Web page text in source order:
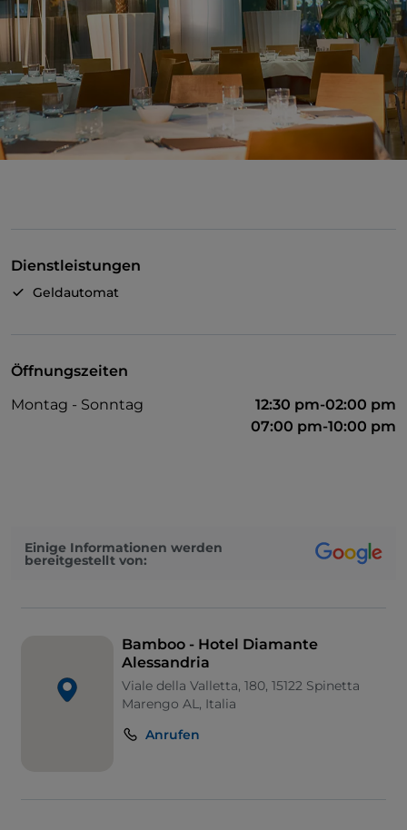
Dienstleistungen
Geldautomat
Öffnungszeiten
Montag - Sonntag
12:30 pm-02:00 pm
07:00 pm-10:00 pm
Einige Informationen werden
bereitgestellt von:
Bamboo - Hotel Diamante
Alessandria
Viale della Valletta, 180, 15122 Spinetta
Marengo AL, Italia
Anrufen